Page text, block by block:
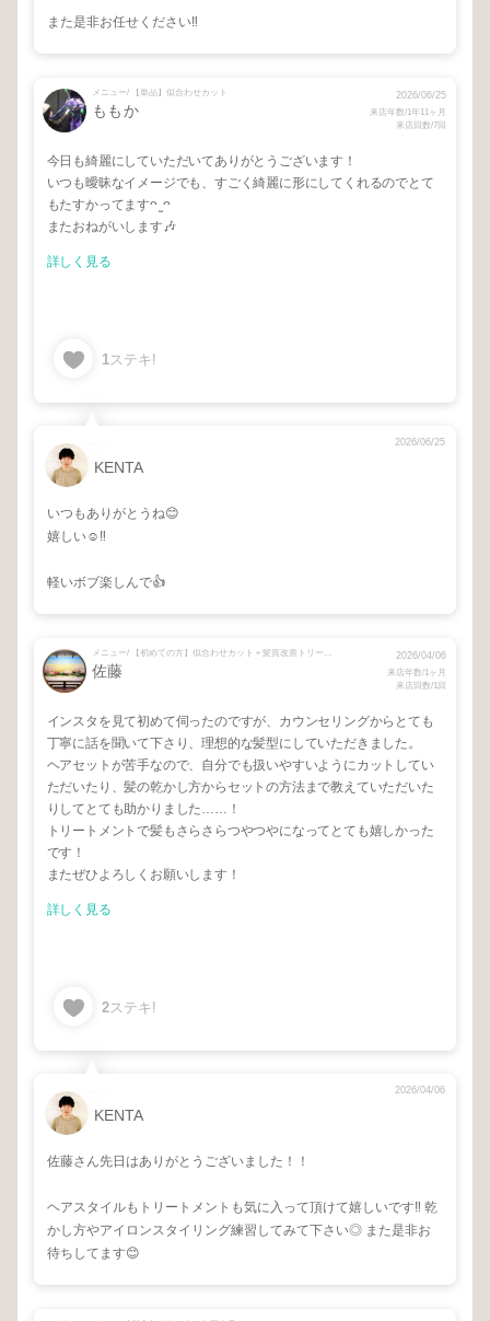
また是非お任せください‼️
メニュー/ 【単品】似合わせカット
ももか
2026/06/25
来店年数/1年11ヶ月
来店回数/7回
今日も綺麗にしていただいてありがとうございます！
いつも曖昧なイメージでも、すごく綺麗に形にしてくれるのでとて
もたすかってます‎ᴖ ̫ ᴖ
またおねがいします🎶
詳しく見る
1ステキ!
KENTA
2026/06/25
いつもありがとうね😊
嬉しい☺️‼️
軽いボブ楽しんで👍
メニュー/ 【初めての方】似合わせカット＋髪質改善トリートメント
佐藤
2026/04/06
来店年数/1ヶ月
来店回数/1回
インスタを見て初めて伺ったのですが、カウンセリングからとても
丁寧に話を聞いて下さり、理想的な髪型にしていただきました。
ヘアセットが苦手なので、自分でも扱いやすいようにカットしてい
ただいたり、髪の乾かし方からセットの方法まで教えていただいた
りしてとても助かりました……！
トリートメントで髪もさらさらつやつやになってとても嬉しかった
です！
またぜひよろしくお願いします！
詳しく見る
2ステキ!
KENTA
2026/04/06
佐藤さん先日はありがとうございました！！
ヘアスタイルもトリートメントも気に入って頂けて嬉しいです‼️ 乾
かし方やアイロンスタイリング練習してみて下さい◎ また是非お
待ちしてます😊